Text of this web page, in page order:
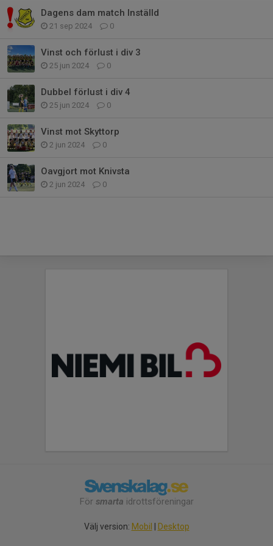
Dagens dam match Inställd
21 sep 2024 0
Vinst och förlust i div 3
25 jun 2024 0
Dubbel förlust i div 4
25 jun 2024 0
Vinst mot Skyttorp
2 jun 2024 0
Oavgjort mot Knivsta
2 jun 2024 0
För smarta idrottsföreningar
Välj version: Mobil | Desktop